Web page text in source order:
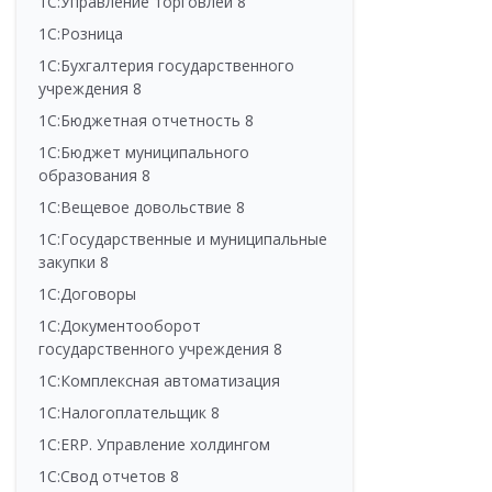
1С:Розница
1С:Бухгалтерия государственного
учреждения 8
1С:Бюджетная отчетность 8
1С:Бюджет муниципального
образования 8
1С:Вещевое довольствие 8
1С:Государственные и муниципальные
закупки 8
1С:Договоры
1С:Документооборот
государственного учреждения 8
1С:Комплексная автоматизация
1С:Налогоплательщик 8
1С:ERP. Управление холдингом
1С:Свод отчетов 8